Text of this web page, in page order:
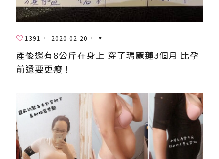
1391 2020-02-20
產後還有8公斤在身上 穿了瑪麗蓮3個月 比孕
前還要更瘦！